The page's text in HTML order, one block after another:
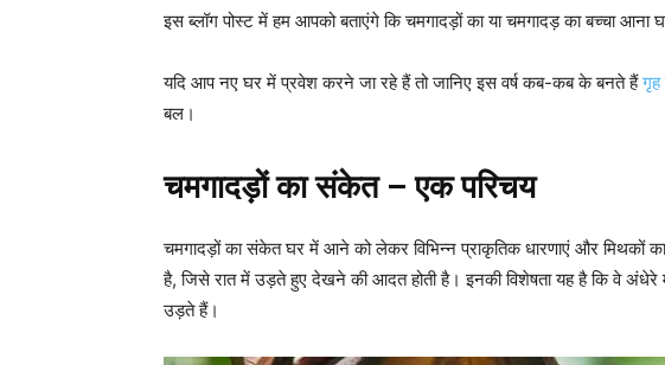
इस ब्लॉग पोस्ट में हम आपको बताएंगे कि चमगादड़ों का या चमगादड़ का बच्चा
यदि आप नए घर में प्रवेश करने जा रहे हैं तो जानिए इस वर्ष कब-कब के बनते हैंगृह
बल।
चमगादड़ों का संकेत – एक परिचय
चमगादड़ों का संकेत घर में आने को लेकर विभिन्न प्राकृतिक धारणाएं और मिथकों
है, जिसे रात में उड़ते हुए देखने की आदत होती है। इनकी विशेषता यह है कि वे
उड़ते हैं।